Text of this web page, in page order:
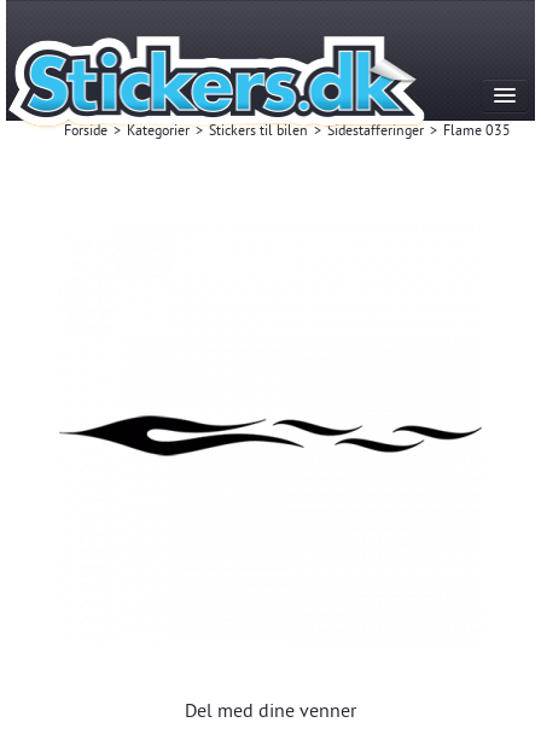
Forside > Kategorier > Stickers til bilen > Sidestafferinger > Flame 035
Del med dine venner